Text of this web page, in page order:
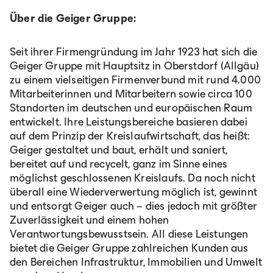
Über die Geiger Gruppe:
Seit ihrer Firmengründung im Jahr 1923 hat sich die
Geiger Gruppe mit Hauptsitz in Oberstdorf (Allgäu)
zu einem vielseitigen Firmenverbund mit rund 4.000
Mitarbeiterinnen und Mitarbeitern sowie circa 100
Standorten im deutschen und europäischen Raum
entwickelt. Ihre Leistungsbereiche basieren dabei
auf dem Prinzip der Kreislaufwirtschaft, das heißt:
Geiger gestaltet und baut, erhält und saniert,
bereitet auf und recycelt, ganz im Sinne eines
möglichst geschlossenen Kreislaufs. Da noch nicht
überall eine Wiederverwertung möglich ist, gewinnt
und entsorgt Geiger auch – dies jedoch mit größter
Zuverlässigkeit und einem hohen
Verantwortungsbewusstsein. All diese Leistungen
bietet die Geiger Gruppe zahlreichen Kunden aus
den Bereichen Infrastruktur, Immobilien und Umwelt